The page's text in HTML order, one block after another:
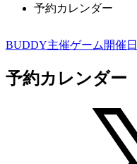
予約カレンダー
BUDDY主催ゲーム開催日
予約カレンダー